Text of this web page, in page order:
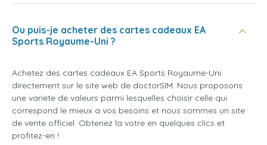
Ou puis-je acheter des cartes cadeaux EA
Sports Royaume-Uni ?
Achetez des cartes cadeaux EA Sports Royaume-Uni
directement sur le site web de doctorSIM. Nous proposons
une variete de valeurs parmi lesquelles choisir celle qui
correspond le mieux a vos besoins et nous sommes un site
de vente officiel. Obtenez la votre en quelques clics et
profitez-en !